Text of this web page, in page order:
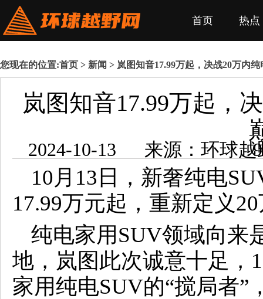
首页 热点
您现在的位置:首页 > 新闻 > 岚图知音17.99万起，决战20万内
岚图知音17.99万起，
2024-10-
10月13日，新奢纯电
17.99万元起，重新定义
纯电家用SUV领域向来
地，岚图此次诚意十足，
家用纯电SUV的“搅局者”